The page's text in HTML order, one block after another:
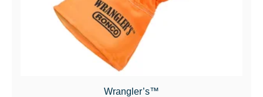
Wrangler’s™